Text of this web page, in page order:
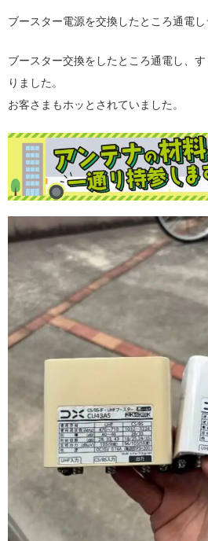
ブースター電源を交換したところ通電
ブースター交換をしたところ通電し、
りました。
お客さまもホッとされていました。